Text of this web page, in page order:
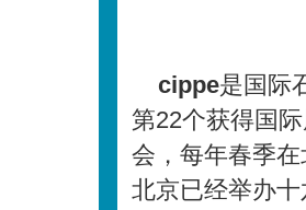
cippe是国际
第22个获得国
会，每年春季
北京已经举办